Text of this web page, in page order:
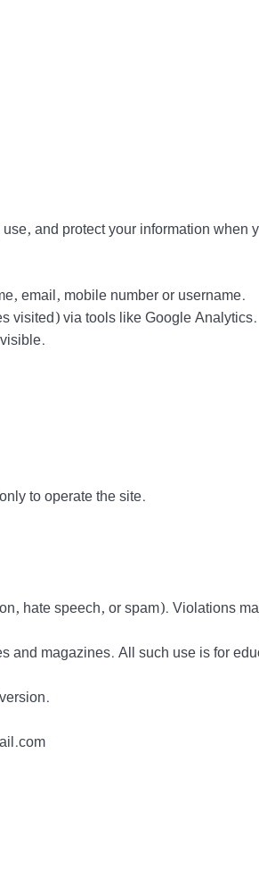
and protect your information when
email, mobile number or username.
visited) via tools like Google Analytics.
to operate the site.
hate speech, or spam). Violations
and magazines. All such use is for